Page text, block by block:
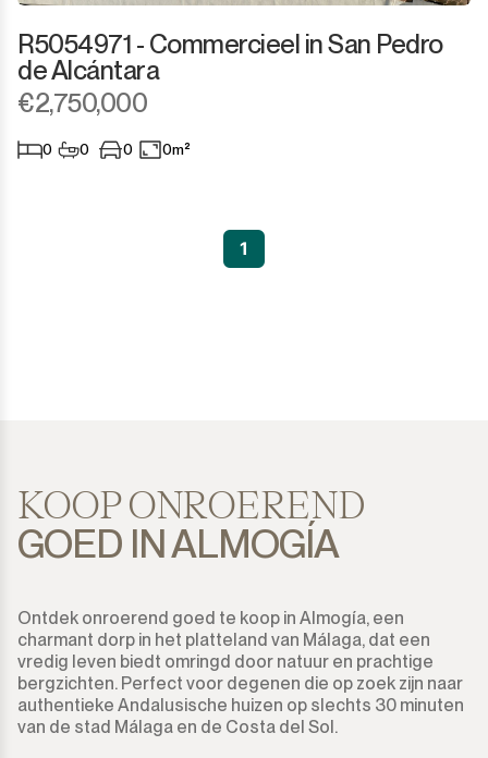
Sotogrande Marina
Sotogrande Puerto
Torreguadiaro
R5054971 - Commercieel in San Pedro
de Alcántara
€2,750,000
0 0 0 0m²
1
KOOP ONROEREND
GOED IN ALMOGÍA
Ontdek onroerend goed te koop in Almogía, een
charmant dorp in het platteland van Málaga, dat een
vredig leven biedt omringd door natuur en prachtige
bergzichten. Perfect voor degenen die op zoek zijn naar
authentieke Andalusische huizen op slechts 30 minuten
van de stad Málaga en de Costa del Sol.